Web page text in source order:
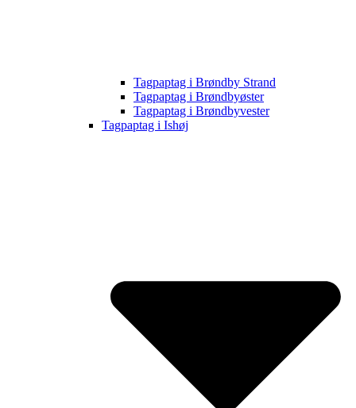
Tagpaptag i Brøndby Strand
Tagpaptag i Brøndbyøster
Tagpaptag i Brøndbyvester
Tagpaptag i Ishøj